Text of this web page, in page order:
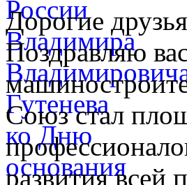
Дорогие
Поздравляю
Союз стал
развития